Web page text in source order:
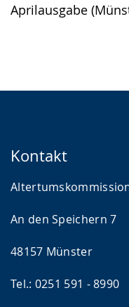
Aprilausgabe
Kontakt
An den Speichern 7
48157 Münster
Tel.: 0251 591 - 8990